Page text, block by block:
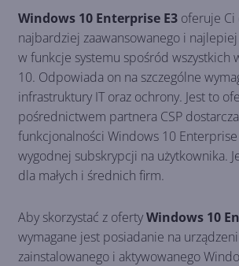
Windows 10 Enterprise E3 oferuje
najbardziej zaawansowanego i
w funkcje systemu spośród wszystkich
10. Odpowiada on na szczególne
infrastruktury IT oraz ochrony. Jest to
pośrednictwem partnera CSP
funkcjonalności Windows 10
wygodnej subskrypcji na użytkownika.
dla małych i średnich firm.
Aby skorzystać z ofertyWindows 10
wymagane jest posiadanie na
zainstalowanego i aktywowanego